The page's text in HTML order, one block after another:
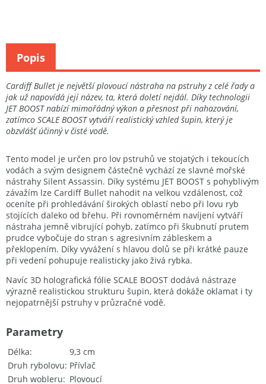
Cardiff Bullet je největší plovoucí nástraha na pstruhy z celé řady a
jak už napovídá její název, ta, která doletí nejdál. Díky technologii
JET BOOST nabízí mimořádný výkon a přesnost při nahazování,
zatímco SCALE BOOST vytváří realistický vzhled šupin, který je
obzvlášť účinný v čisté vodě.
Tento model je určen pro lov pstruhů ve stojatých i tekoucích
vodách a svým designem částečně vychází ze slavné mořské
nástrahy Silent Assassin. Díky systému JET BOOST s pohyblivým
závažím lze Cardiff Bullet nahodit na velkou vzdálenost, což
oceníte při prohledávání širokých oblastí nebo při lovu ryb
stojících daleko od břehu. Při rovnoměrném navíjení vytváří
nástraha jemně vibrující pohyb, zatímco při škubnutí prutem
prudce vybočuje do stran s agresivním zábleskem a
překlopením. Díky vyvážení s hlavou dolů se při krátké pauze
při vedení pohupuje realisticky jako živá rybka.
Navíc 3D holografická fólie SCALE BOOST dodává nástraze
výrazně realistickou strukturu šupin, která dokáže oklamat i ty
nejopatrnější pstruhy v průzračné vodě.
Délka
9,3 cm
Druh rybolovu Přívlač
Druh wobleru
Plovoucí
Parametry
Popis